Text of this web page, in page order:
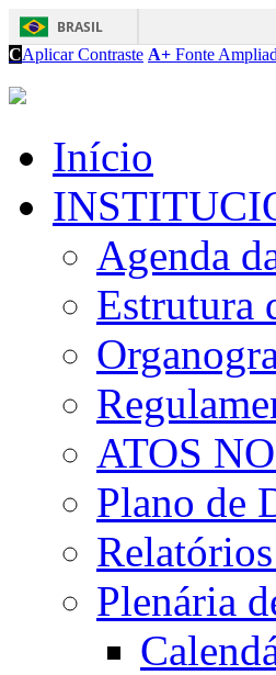
BRASIL
CAplicar Contraste A+ Fonte
Início
Agenda
Estrutura
ATOS
Plano de
Plenária